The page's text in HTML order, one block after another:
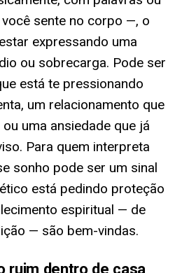
sente no corpo —, o
expressando uma
ou sobrecarga. Pode ser
está te pressionando
um relacionamento que
uma ansiedade que já
Para quem interpreta
sonho pode ser um sinal
está pedindo proteção
espiritual — de
— são bem-vindas.
ruim dentro de casa